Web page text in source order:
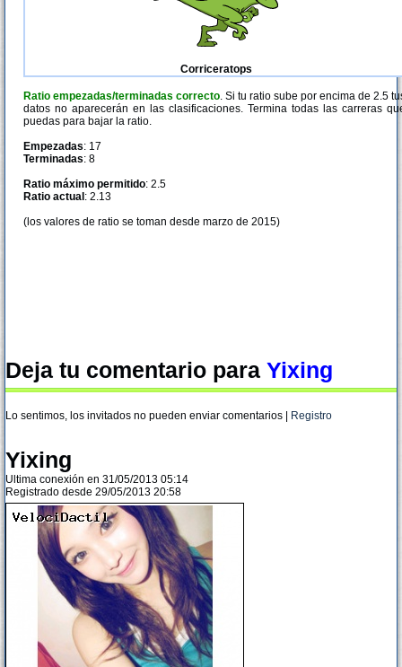
Corriceratops
Ratio empezadas/terminadas correcto. Si tu ratio sube por encima de 2.5
datos no aparecerán en las clasificaciones. Termina todas las carreras
puedas para bajar la ratio.
Empezadas: 17
Terminadas: 8
Ratio máximo permitido: 2.5
Ratio actual : 2.13
(los valores de ratio se toman desde marzo de 2015)
Deja tu comentario para Yixing
Lo sentimos, los invitados no pueden enviar comentarios | Registro
Yixing
Ultima conexión en 31/05/2013 05:14
Registrado desde 29/05/2013 20:58